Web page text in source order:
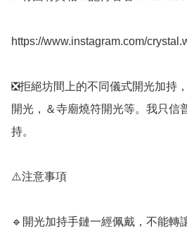
https://www.instagram.com/
❎️拒絕坊間上的不同儀式開光加持
開光，＆寺廟燒符開光等。我只信
持。
⚠️注意事項
🔹️開光加持手鏈一經佩戴，不能轉